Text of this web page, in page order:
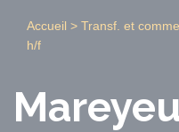
Accueil > Transf. et
h/f